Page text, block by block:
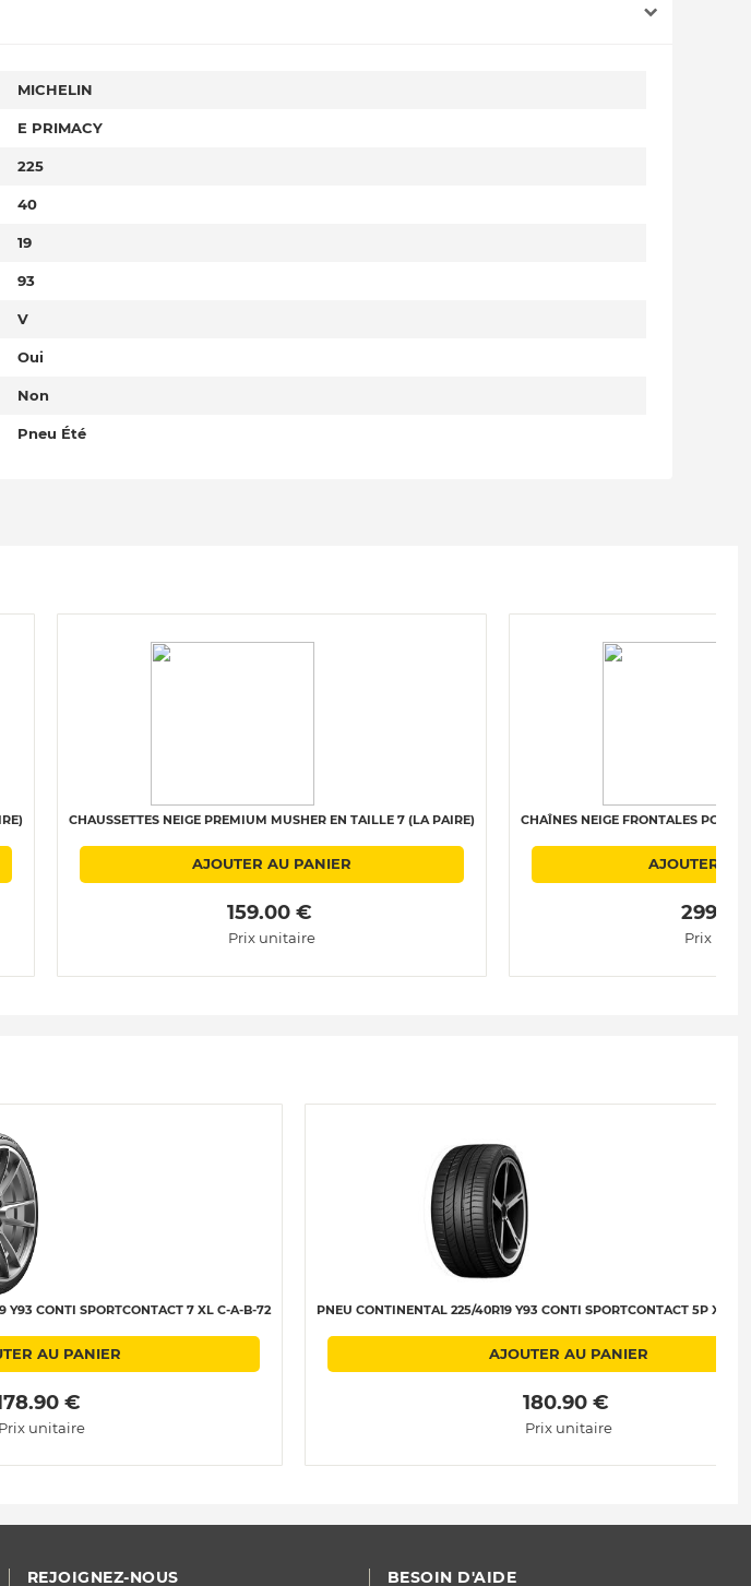
MICHELIN
E PRIMACY
225
40
19
93
V
Oui
Non
Pneu Été
CHAUSSETTES NEIGE PREMIUM MUSHER EN TAILLE 7 (LA PAIRE)
AJOUTER AU PANIER
159.00 €
Prix unitaire
CHAÎNES NEIGE FRONTALES
AJOUTER AU
Prix
Y93 CONTI SPORTCONTACT 7 XL C-A-B-72
AU PANIER
€
Prix unitaire
PNEU CONTINENTAL 225/40R19 Y93 CONTI SPORTCONTACT 5P XL
AJOUTER AU PANIER
180.90 €
Prix unitaire
REJOIGNEZ-NOUS BESOIN D'AIDE